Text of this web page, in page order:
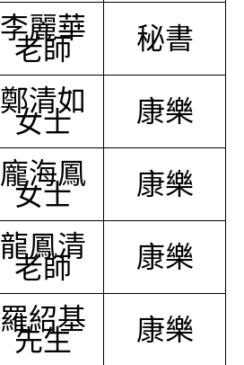
李麗華
老師 秘書
鄭清如
女士 康樂
龐海鳳
女士 康樂
龍鳳清
老師 康樂
羅紹基
先生 康樂